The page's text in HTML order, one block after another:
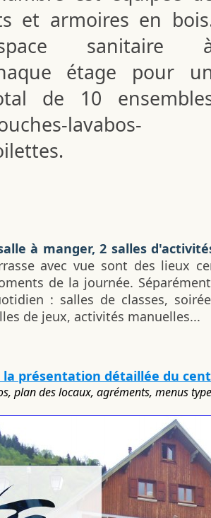
et armoires en
sanitaire
étage pour
de 10
lavabos-
à manger, 2 salles
avec vue sont des lieux
de la journée.
: salles de classes,
de jeux, activités manuelles...
la présentation détaillée du
plan des locaux, agréments, menus